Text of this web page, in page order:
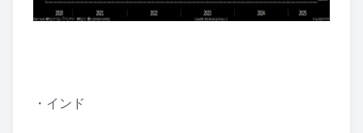
・インド